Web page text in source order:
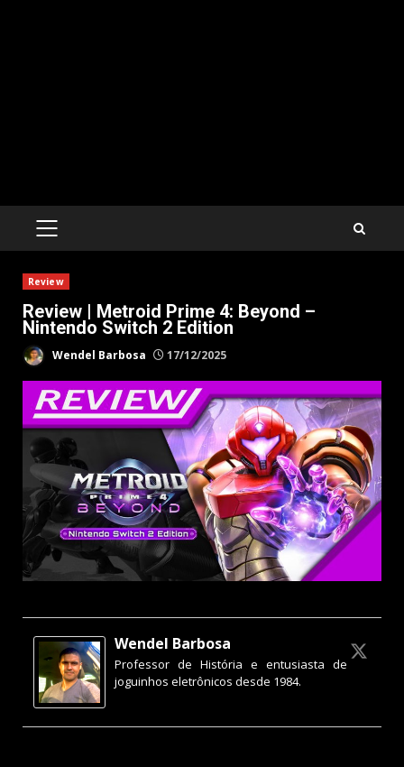
PRIMARY
Review
Review | Metroid Prime 4: Beyond –
Nintendo Switch 2 Edition
Wendel Barbosa 17/12/2025
Wendel Barbosa
Professor de História e entusiasta de
joguinhos eletrônicos desde 1984.